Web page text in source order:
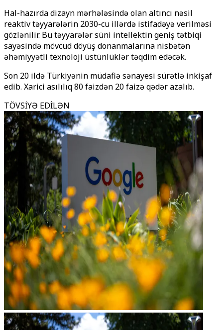
Hal-hazırda dizayn mərhələsində olan altıncı nəsil
reaktiv təyyarələrin 2030-cu illərdə istifadəyə verilməsi
gözlənilir. Bu təyyarələr süni intellektin geniş tətbiqi
sayəsində mövcud döyüş donanmalarına nisbətən
əhəmiyyətli texnoloji üstünlüklər təqdim edəcək.
Son 20 ildə Türkiyənin müdafiə sənayesi sürətlə inkişaf
edib. Xarici asılılıq 80 faizdən 20 faizə qədər azalıb.
TÖVSİYƏ EDİLƏN